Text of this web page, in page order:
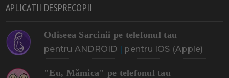
APLICATII DESPRECOPII
Odiseea Sarcinii pe telefonul tau
pentru ANDROID | pentru IOS (Apple)
"Eu, Mămica" pe telefonul tau